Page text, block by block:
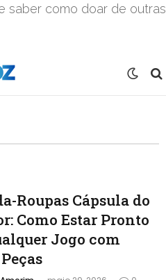
saber como doar de outras